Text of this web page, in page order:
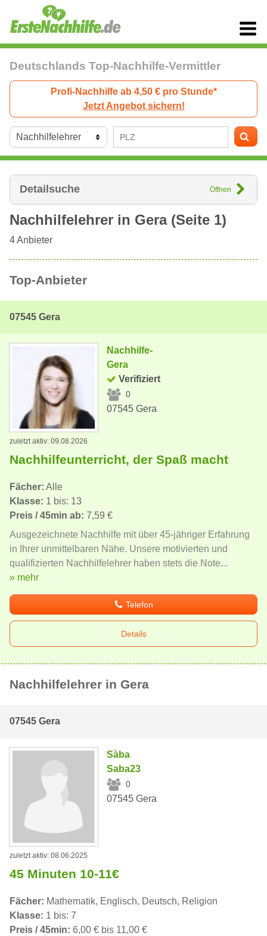
Deutschlands Top-Nachhilfe-Vermittler
Profi-Nachhilfe ab 4,50 € pro Stunde*
Jetzt Angebot sichern!
Detailsuche Öffnen
Nachhilfelehrer in Gera(Seite 1)
4Anbieter
Top-Anbieter
07545 Gera
Nachhilfe-
Gera
Verifiziert
0
07545 Gera
zuletzt aktiv: 09.08.2026
Nachhilfeunterricht, der Spaß macht
Fächer: Alle
Klasse: 1 bis: 13
Preis / 45min ab: 7,59 €
Ausgezeichnete Nachhilfe mit über 45-jähriger Erfahrung
in Ihrer unmittelbaren Nähe. Unsere motivierten und
qualifizierten Nachhilfelehrer haben stets die Note...
» mehr
Telefon
Details
Nachhilfelehrer in Gera
07545 Gera
Sàba
Saba23
0
07545 Gera
zuletzt aktiv: 08.06.2025
45 Minuten 10-11€
Fächer: Mathematik, Englisch, Deutsch, Religion
Klasse: 1 bis: 7
Preis / 45min: 6,00 € bis 11,00 €